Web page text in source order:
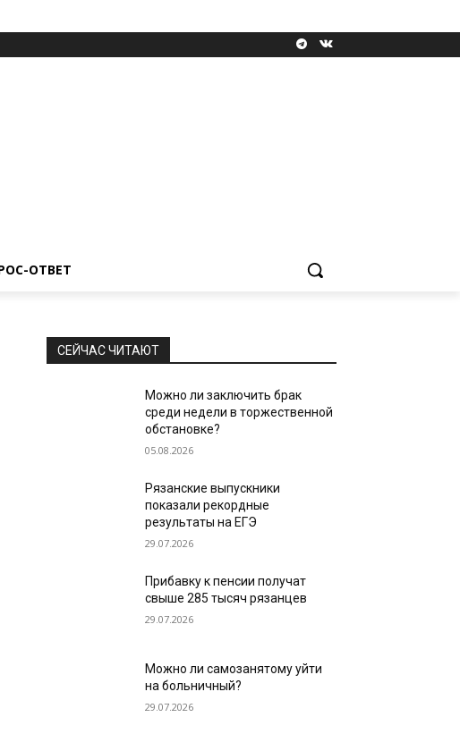
ОТВЕТ
СЕЙЧАС ЧИТАЮТ
Можно ли заключить брак
среди недели в торжественной
обстановке?
05.08.2026
Рязанские выпускники
показали рекордные
результаты на ЕГЭ
29.07.2026
Прибавку к пенсии получат
свыше 285 тысяч рязанцев
29.07.2026
Можно ли самозанятому уйти
на больничный?
29.07.2026